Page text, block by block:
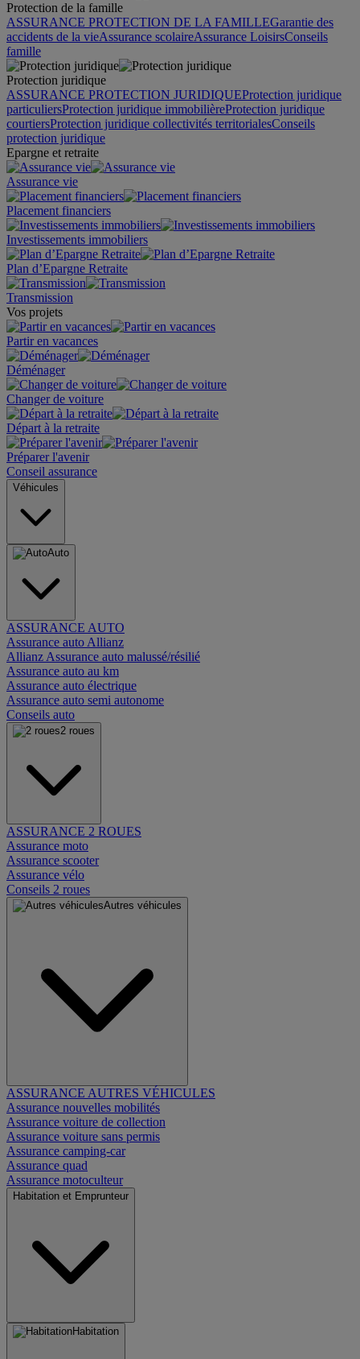
Protection de la famille
ASSURANCE PROTECTION DE LA FAMILLEGarantie des
accidents de la vieAssurance scolaireAssurance LoisirsConseils
famille
Protection juridique
ASSURANCE PROTECTION JURIDIQUEProtection juridique
particuliersProtection juridique immobilièreProtection juridique
courtiersProtection juridique collectivités territorialesConseils
protection juridique
Epargne et retraite
Assurance vie
Placement financiers
Investissements immobiliers
Plan d’Epargne Retraite
Transmission
Vos projets
Partir en vacances
Déménager
Changer de voiture
Départ à la retraite
Préparer l'avenir
Conseil assurance
Véhicules
Auto
ASSURANCE AUTO
Assurance auto Allianz
Allianz Assurance auto malussé/résilié
Assurance auto au km
Assurance auto électrique
Assurance auto semi autonome
Conseils auto
2 roues
ASSURANCE 2 ROUES
Assurance moto
Assurance scooter
Assurance vélo
Conseils 2 roues
Autres véhicules
ASSURANCE AUTRES VÉHICULES
Assurance nouvelles mobilités
Assurance voiture de collection
Assurance voiture sans permis
Assurance camping-car
Assurance quad
Assurance motoculteur
Habitation et Emprunteur
Habitation